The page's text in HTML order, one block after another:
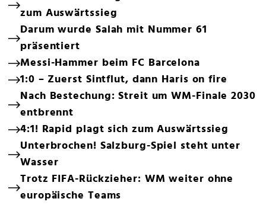
zum Auswärtssieg
Darum wurde Salah mit Nummer 61
präsentiert
Messi-Hammer beim FC Barcelona
1:0 – Zuerst Sintflut, dann Haris on fire
Nach Bestechung: Streit um WM-Finale 2030
entbrennt
4:1! Rapid plagt sich zum Auswärtssieg
Unterbrochen! Salzburg-Spiel steht unter
Wasser
Trotz FIFA-Rückzieher: WM weiter ohne
europäische Teams